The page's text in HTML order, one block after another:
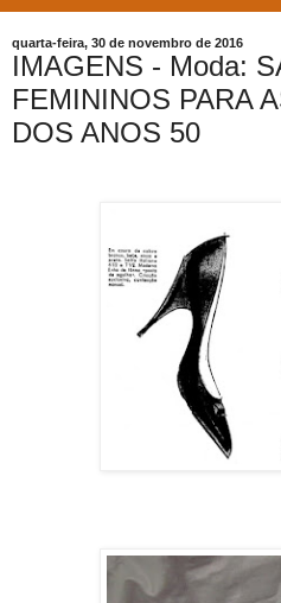
quarta-feira, 30 de novembro de 2016
IMAGENS - Moda:
FEMININOS PARA
DOS ANOS 50